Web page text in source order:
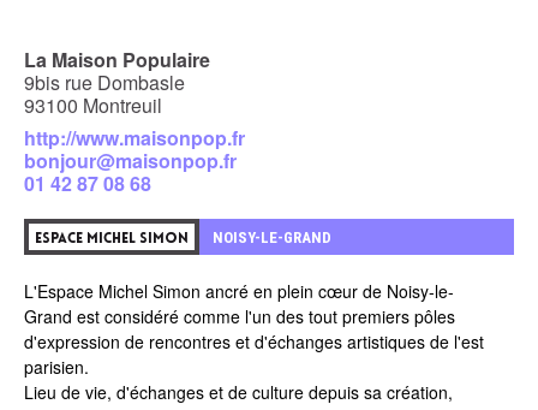
La Maison Populaire
9bis rue Dombasle
93100 Montreuil
http://www.maisonpop.fr
bonjour@maisonpop.fr
01 42 87 08 68
ESPACE MICHEL SIMON NOISY-LE-GRAND
L'Espace Michel Simon ancré en plein cœur de Noisy-le-
Grand est considéré comme l'un des tout premiers pôles
d'expression de rencontres et d'échanges artistiques de l'est
parisien.
Lieu de vie, d'échanges et de culture depuis sa création,